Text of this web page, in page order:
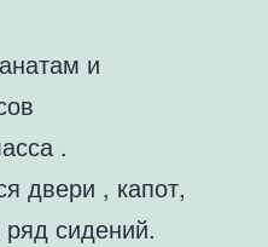
и
.
двери , капот,
сидений.